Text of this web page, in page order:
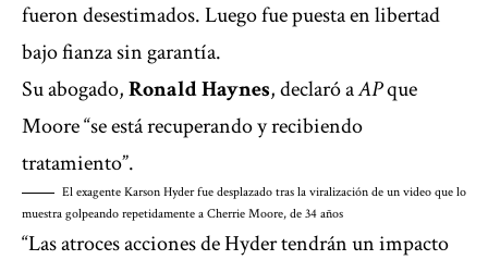
fueron desestimados. Luego fue puesta en libertad
bajo fianza sin garantía.
Su abogado,Ronald Haynes, declaró aAPque
Moore “se está recuperando y recibiendo
tratamiento”.
El exagente Karson Hyder fue desplazado tras la viralización de un video que lo
muestra golpeando repetidamente a Cherrie Moore, de 34 años
“Las atroces acciones de Hyder tendrán un impacto